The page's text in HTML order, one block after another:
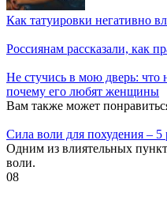
Как татуировки негативно
Россиянам рассказали, как
Не стучись в мою дверь: что
почему его любят женщины
Вам также может
Cила воли для похудения – 5
Одним из влиятельных
воли.
08